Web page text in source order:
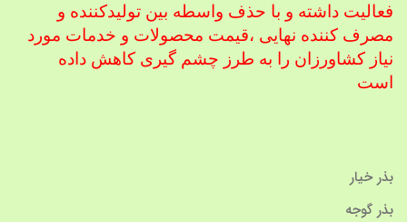
فعالیت داشته و با حذف واسطه بین تولیدکننده و
مصرف کننده نهایی ،قیمت محصولات و خدمات مورد
نیاز کشاورزان را به طرز چشم گیری کاهش داده
است
بذر خیار
بذر گوجه